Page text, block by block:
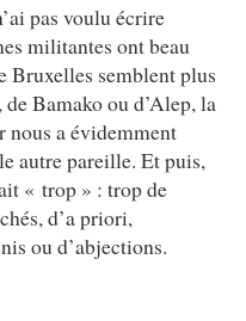
pas voulu écrire
militantes ont beau
Bruxelles semblent plus
Bamako ou d’Alep, la
nous a évidemment
autre pareille. Et puis,
« trop » : trop de
d’a priori,
ou d’abjections.